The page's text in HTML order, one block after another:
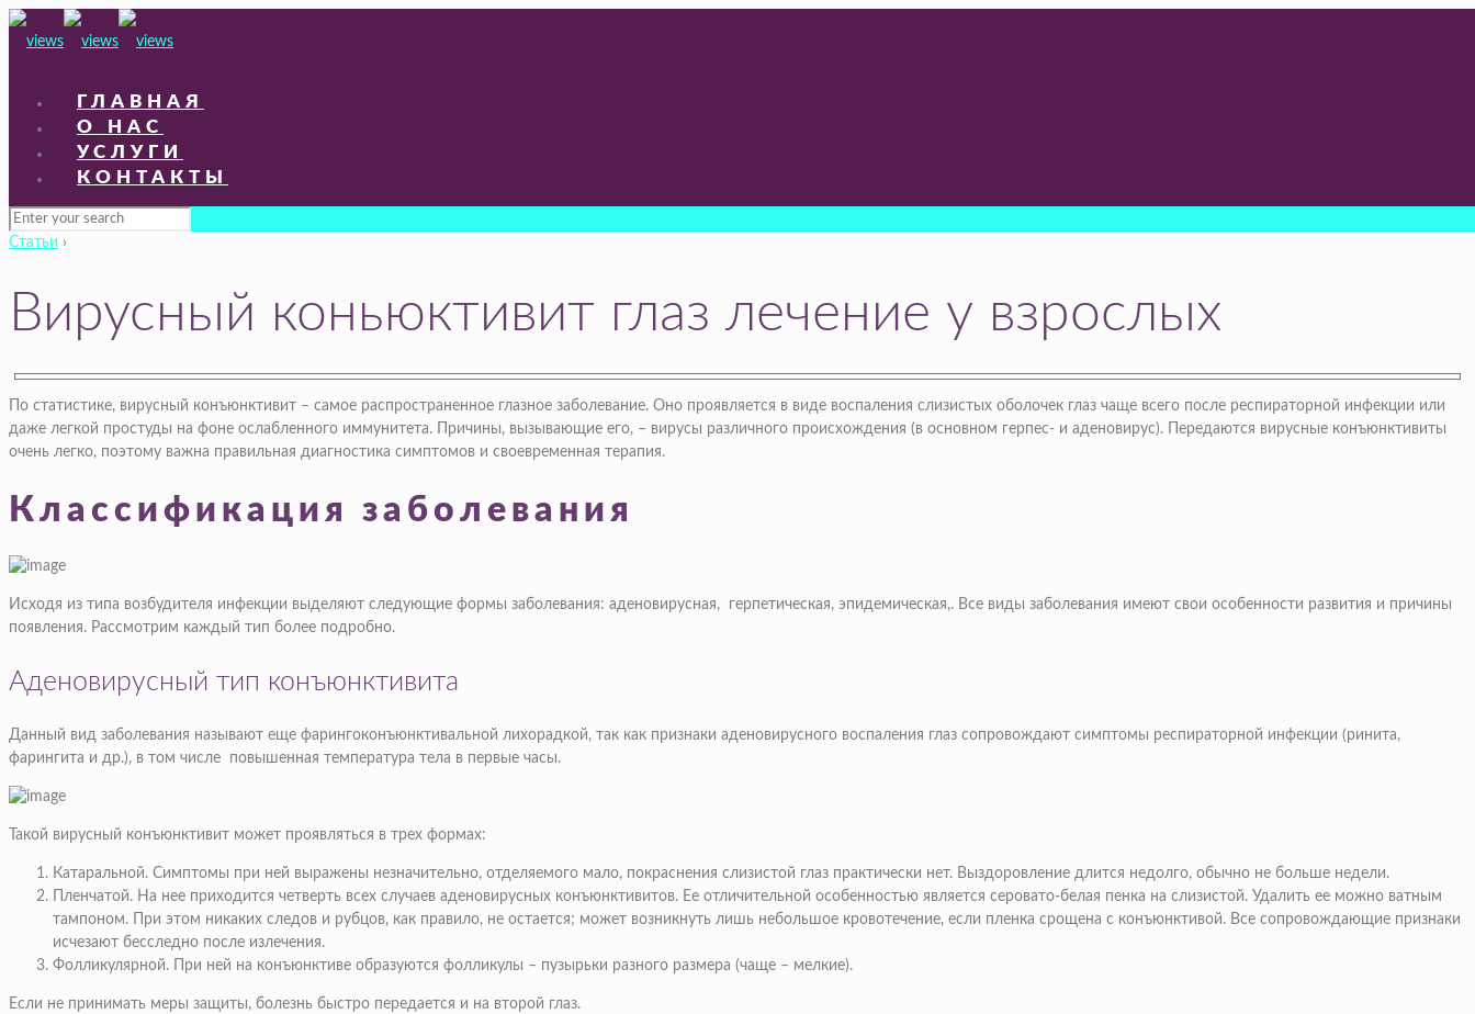
ГЛАВНАЯ
О НАС
УСЛУГИ
КОНТАКТЫ
Статьи ›
Вирусный коньюктивит глаз лечение у взрослых
По статистике, вирусный конъюнктивит – самое распространенное глазное заболевание. Оно проявляется в виде воспаления слизистых оболочек глаз чаще всего после респираторной инфекции или
даже легкой простуды на фоне ослабленного иммунитета. Причины, вызывающие его, – вирусы различного происхождения (в основном герпес- и аденовирус). Передаются вирусные конъюнктивиты
очень легко, поэтому важна правильная диагностика симптомов и своевременная терапия.
Классификация заболевания
Исходя из типа возбудителя инфекции выделяют следующие формы заболевания: аденовирусная, герпетическая, эпидемическая,. Все виды заболевания имеют свои особенности развития и причины
появления. Рассмотрим каждый тип более подробно.
Аденовирусный тип конъюнктивита
Данный вид заболевания называют еще фарингоконъюнктивальной лихорадкой, так как признаки аденовирусного воспаления глаз сопровождают симптомы респираторной инфекции (ринита,
фарингита и др.), в том числе повышенная температура тела в первые часы.
Такой вирусный конъюнктивит может проявляться в трех формах:
Катаральной. Симптомы при ней выражены незначительно, отделяемого мало, покраснения слизистой глаз практически нет. Выздоровление длится недолго, обычно не больше недели.
Пленчатой. На нее приходится четверть всех случаев аденовирусных конъюнктивитов. Ее отличительной особенностью является серовато-белая пенка на слизистой. Удалить ее можно ватным
тампоном. При этом никаких следов и рубцов, как правило, не остается; может возникнуть лишь небольшое кровотечение, если пленка срощена с конъюнктивой. Все сопровождающие признаки
исчезают бесследно после излечения.
Фолликулярной. При ней на конъюнктиве образуются фолликулы – пузырьки разного размера (чаще – мелкие).
Если не принимать меры защиты, болезнь быстро передается и на второй глаз.